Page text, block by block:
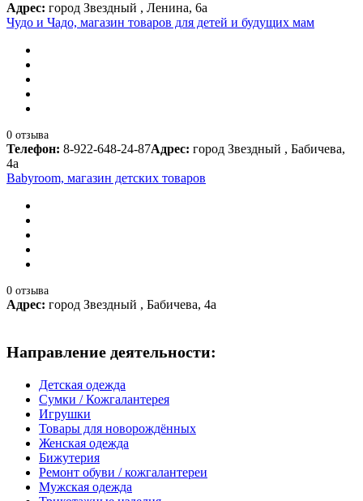
Адрес: город Звездный , Ленина, 6а
Чудо и Чадо, магазин товаров для детей и будущих мам
0 отзыва
Телефон: 8-922-648-24-87Адрес: город Звездный , Бабичева,
4а
Babyroom, магазин детских товаров
0 отзыва
Адрес: город Звездный , Бабичева, 4а
Направление деятельности:
Детская одежда
Сумки / Кожгалантерея
Игрушки
Товары для новорождённых
Женская одежда
Бижутерия
Ремонт обуви / кожгалантереи
Мужская одежда